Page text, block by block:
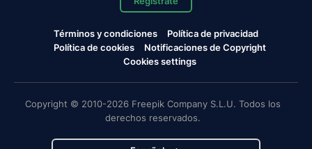
Términos y condiciones
Política de privacidad
Política de cookies
Notificaciones de Copyright
Cookies settings
Copyright © 2010-2026 Freepik Company S.L.U. Todos los
derechos reservados.